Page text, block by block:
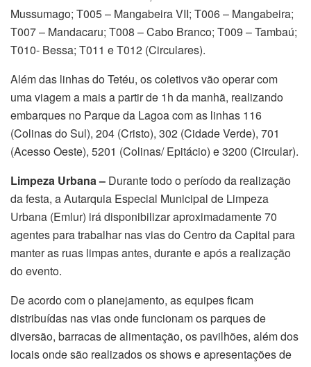
Mussumago; T005 – Mangabeira VII; T006 – Mangabeira;
T007 – Mandacaru; T008 – Cabo Branco; T009 – Tambaú;
T010- Bessa; T011 e T012 (Circulares).
Além das linhas do Tetéu, os coletivos vão operar com
uma viagem a mais a partir de 1h da manhã, realizando
embarques no Parque da Lagoa com as linhas 116
(Colinas do Sul), 204 (Cristo), 302 (Cidade Verde), 701
(Acesso Oeste), 5201 (Colinas/ Epitácio) e 3200 (Circular).
Limpeza Urbana – Durante todo o período da realização
da festa, a Autarquia Especial Municipal de Limpeza
Urbana (Emlur) irá disponibilizar aproximadamente 70
agentes para trabalhar nas vias do Centro da Capital para
manter as ruas limpas antes, durante e após a realização
do evento.
De acordo com o planejamento, as equipes ficam
distribuídas nas vias onde funcionam os parques de
diversão, barracas de alimentação, os pavilhões, além dos
locais onde são realizados os shows e apresentações de